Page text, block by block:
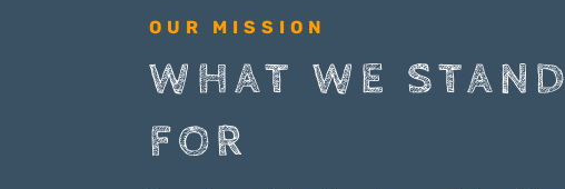
OUR MISSION
WHAT WE STAND
FOR